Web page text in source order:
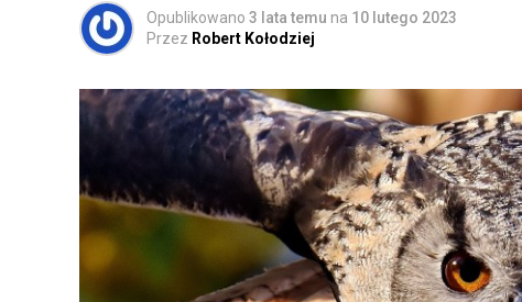
Opublikowano 3 lata temu na 10 lutego 2023
Przez Robert Kołodziej